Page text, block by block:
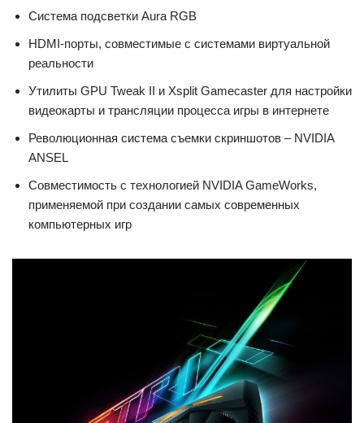
Система подсветки Aura RGB
HDMI-порты, совместимые с системами виртуальной
реальности
Утилиты GPU Tweak II и Xsplit Gamecaster для настройки
видеокарты и трансляции процесса игры в интернете
Революционная система съемки скриншотов – NVIDIA
ANSEL
Совместимость с технологией NVIDIA GameWorks,
применяемой при создании самых современных
компьютерных игр